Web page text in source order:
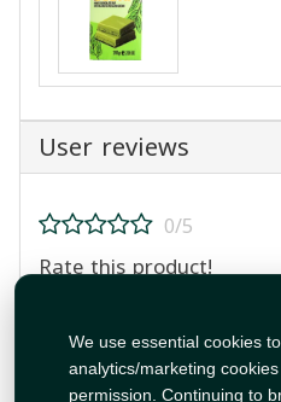
We use essential cookies
analytics/marketing
permission. Continuing to
User reviews
0/5
Rate this product!